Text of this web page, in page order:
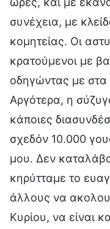
συνέχεια, με
κομητείας. Οι
κρατούμενοι με
οδηγώντας με
Αργότερα, η
κάποιες
σχεδόν 10.000
μου. Δεν
κηρύτταμε το
άλλους να
Κυρίου, να είναι